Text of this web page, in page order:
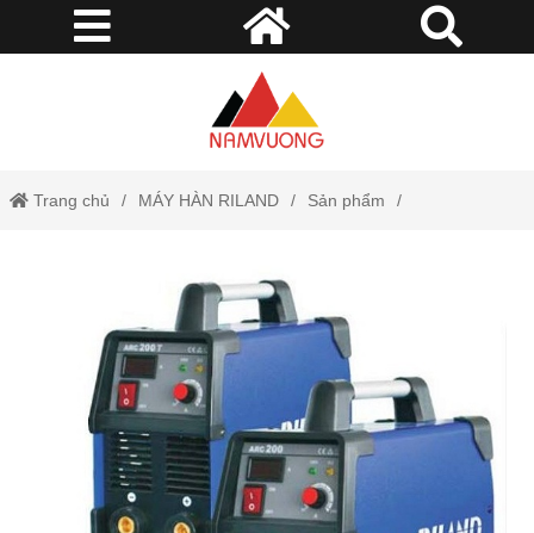
Trang chủ MÁY HÀN RILAND Sản phẩm